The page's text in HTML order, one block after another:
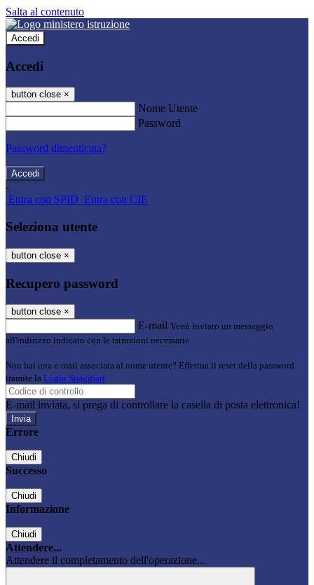
Salta al contenuto
Accedi
Accedi
button close ×
Nome Utente
Password
Password dimenticata?
-
Entra con SPID Entra con CIE
Seleziona utente
button close ×
Recupero password
button close ×
E-mail Verrà inviato un messaggio
all'indirizzo indicato con le istruzioni necessarie.
Non hai una e-mail associata al nome utente? Effettua il reset della password
tramite la Login Spaggiari
E-mail inviata, si prega di controllare la casella di posta elettronica!
Errore
Chiudi
Successo
Chiudi
Informazione
Chiudi
Attendere...
Attendere il completamento dell'operazione...